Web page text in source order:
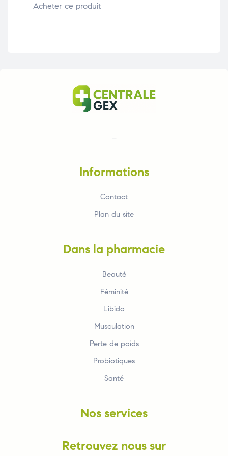
Acheter ce produit
–
Informations
Contact
Plan du site
Dans la pharmacie
Beauté
Féminité
Libido
Musculation
Perte de poids
Probiotiques
Santé
Nos services
Retrouvez nous sur